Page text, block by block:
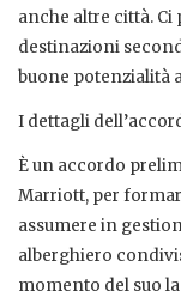
anche altre città.
destinazioni
buone potenzialità
I dettagli
È un accordo
Marriott, per
assumere in
alberghiero
momento del suo